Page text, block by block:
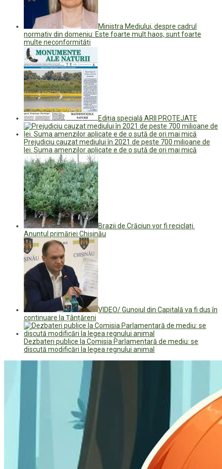
Ministra Mediului, despre cadrul
normativ din domeniu: Este foarte mult haos, sunt foarte
multe neconformități
Ediția specială ARII PROTEJATE
Prejudiciu cauzat mediului în 2021 de peste 700 milioane de
lei. Suma amenzilor aplicate e de o sută de ori mai mică
Brazii de Crăciun vor fi reciclați.
Anunțul primăriei Chișinău
VIDEO/ Gunoiul din Capitală va fi dus în
continuare la Țânțăreni
Dezbateri publice la Comisia Parlamentară de mediu: se
discută modificări la legea regnului animal